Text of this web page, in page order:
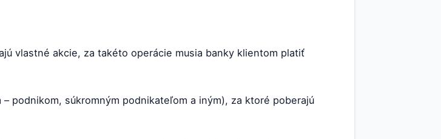
vlastné akcie, za takéto operácie musia banky klientom platiť
podnikom, súkromným podnikateľom a iným), za ktoré poberajú